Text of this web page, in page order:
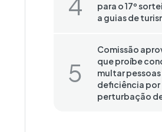
para o 17º
a guias de
Comissão
que proíbe
multar
deficiência por
perturbação